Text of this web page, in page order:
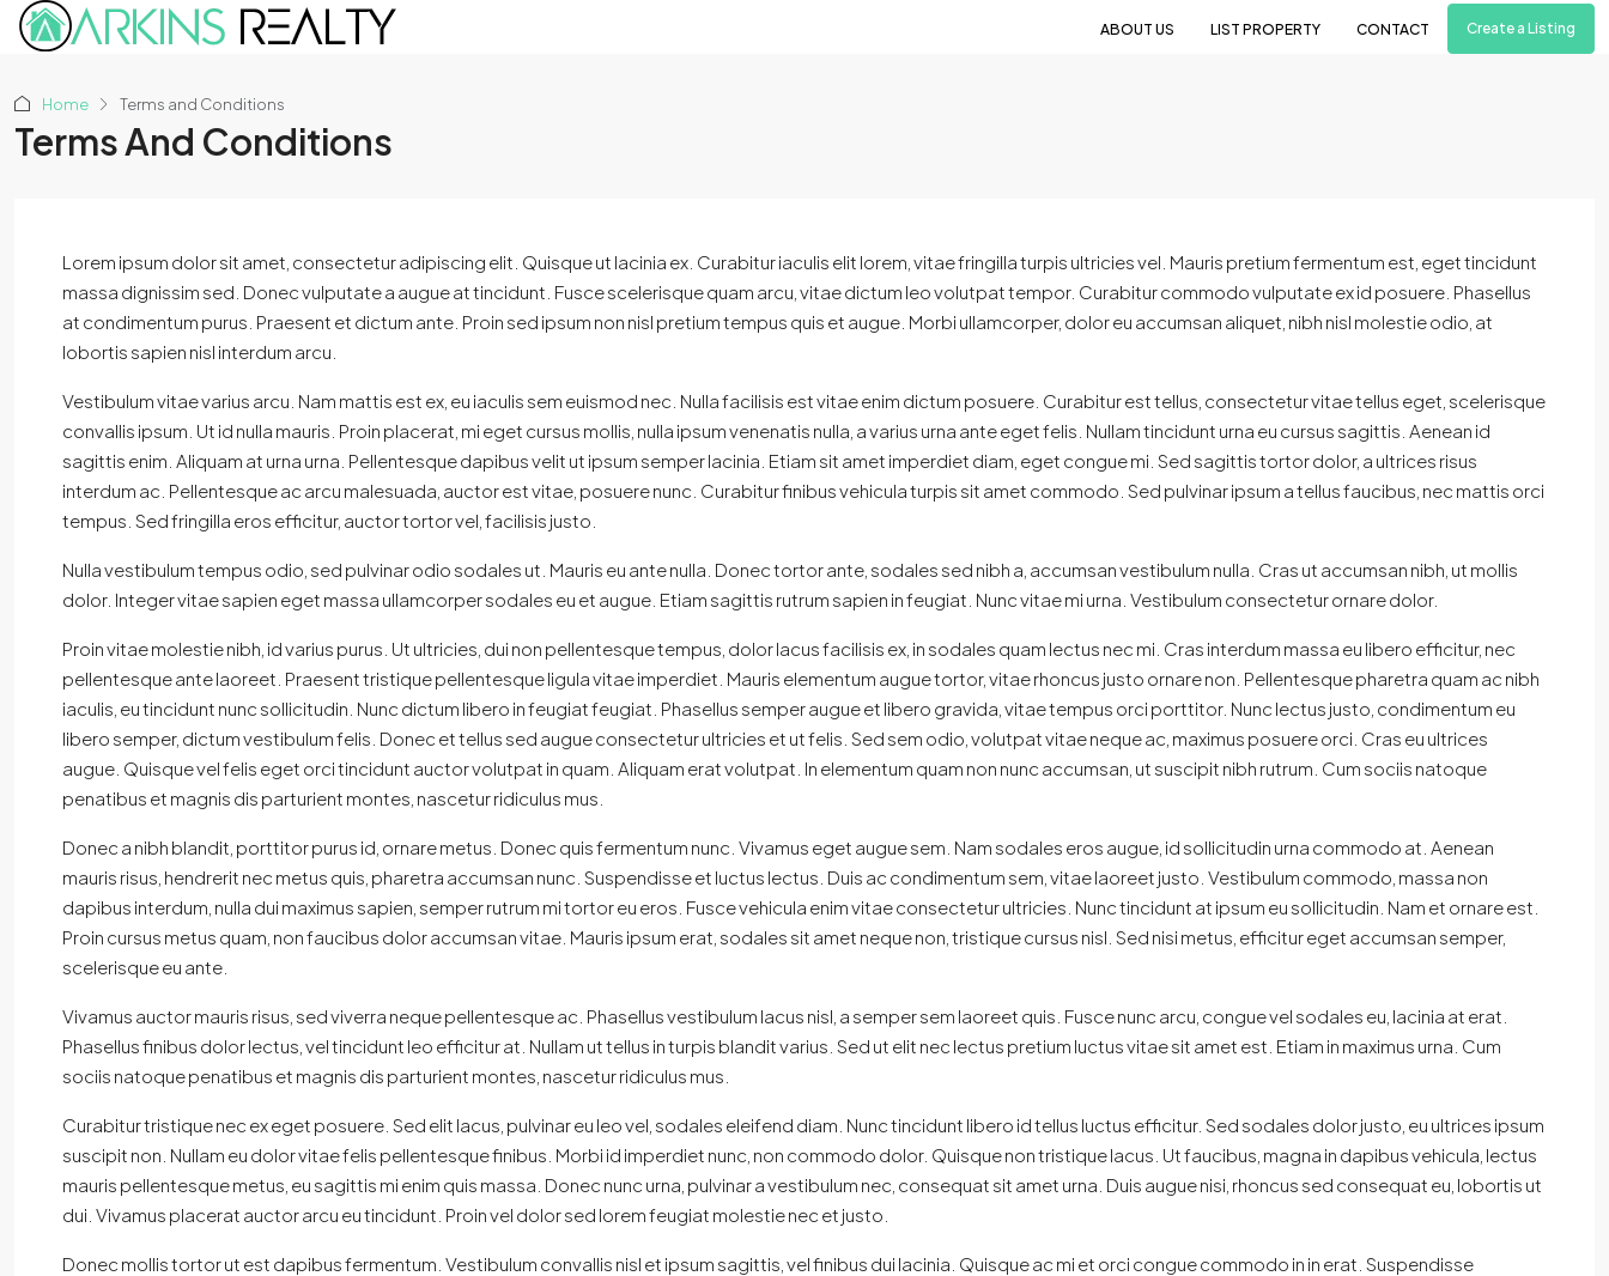
ABOUT US LIST PROPERTY CONTACT Create a Listing
Home Terms and Conditions
Terms And Conditions
Lorem ipsum dolor sit amet, consectetur adipiscing elit. Quisque ut lacinia ex. Curabitur iaculis elit lorem, vitae fringilla turpis ultricies vel. Mauris pretium fermentum est, eget tincidunt
massa dignissim sed. Donec vulputate a augue at tincidunt. Fusce scelerisque quam arcu, vitae dictum leo volutpat tempor. Curabitur commodo vulputate ex id posuere. Phasellus
at condimentum purus. Praesent et dictum ante. Proin sed ipsum non nisl pretium tempus quis et augue. Morbi ullamcorper, dolor eu accumsan aliquet, nibh nisl molestie odio, at
lobortis sapien nisl interdum arcu.
Vestibulum vitae varius arcu. Nam mattis est ex, eu iaculis sem euismod nec. Nulla facilisis est vitae enim dictum posuere. Curabitur est tellus, consectetur vitae tellus eget, scelerisque
convallis ipsum. Ut id nulla mauris. Proin placerat, mi eget cursus mollis, nulla ipsum venenatis nulla, a varius urna ante eget felis. Nullam tincidunt urna eu cursus sagittis. Aenean id
sagittis enim. Aliquam at urna urna. Pellentesque dapibus velit ut ipsum semper lacinia. Etiam sit amet imperdiet diam, eget congue mi. Sed sagittis tortor dolor, a ultrices risus
interdum ac. Pellentesque ac arcu malesuada, auctor est vitae, posuere nunc. Curabitur finibus vehicula turpis sit amet commodo. Sed pulvinar ipsum a tellus faucibus, nec mattis orci
tempus. Sed fringilla eros efficitur, auctor tortor vel, facilisis justo.
Nulla vestibulum tempus odio, sed pulvinar odio sodales ut. Mauris eu ante nulla. Donec tortor ante, sodales sed nibh a, accumsan vestibulum nulla. Cras ut accumsan nibh, ut mollis
dolor. Integer vitae sapien eget massa ullamcorper sodales eu et augue. Etiam sagittis rutrum sapien in feugiat. Nunc vitae mi urna. Vestibulum consectetur ornare dolor.
Proin vitae molestie nibh, id varius purus. Ut ultricies, dui non pellentesque tempus, dolor lacus facilisis ex, in sodales quam lectus nec mi. Cras interdum massa eu libero efficitur, nec
pellentesque ante laoreet. Praesent tristique pellentesque ligula vitae imperdiet. Mauris elementum augue tortor, vitae rhoncus justo ornare non. Pellentesque pharetra quam ac nibh
iaculis, eu tincidunt nunc sollicitudin. Nunc dictum libero in feugiat feugiat. Phasellus semper augue et libero gravida, vitae tempus orci porttitor. Nunc lectus justo, condimentum eu
libero semper, dictum vestibulum felis. Donec et tellus sed augue consectetur ultricies et ut felis. Sed sem odio, volutpat vitae neque ac, maximus posuere orci. Cras eu ultrices
augue. Quisque vel felis eget orci tincidunt auctor volutpat in quam. Aliquam erat volutpat. In elementum quam non nunc accumsan, ut suscipit nibh rutrum. Cum sociis natoque
penatibus et magnis dis parturient montes, nascetur ridiculus mus.
Donec a nibh blandit, porttitor purus id, ornare metus. Donec quis fermentum nunc. Vivamus eget augue sem. Nam sodales eros augue, id sollicitudin urna commodo at. Aenean
mauris risus, hendrerit nec metus quis, pharetra accumsan nunc. Suspendisse et luctus lectus. Duis ac condimentum sem, vitae laoreet justo. Vestibulum commodo, massa non
dapibus interdum, nulla dui maximus sapien, semper rutrum mi tortor eu eros. Fusce vehicula enim vitae consectetur ultricies. Nunc tincidunt at ipsum eu sollicitudin. Nam et ornare est.
Proin cursus metus quam, non faucibus dolor accumsan vitae. Mauris ipsum erat, sodales sit amet neque non, tristique cursus nisl. Sed nisi metus, efficitur eget accumsan semper,
scelerisque eu ante.
Vivamus auctor mauris risus, sed viverra neque pellentesque ac. Phasellus vestibulum lacus nisl, a semper sem laoreet quis. Fusce nunc arcu, congue vel sodales eu, lacinia at erat.
Phasellus finibus dolor lectus, vel tincidunt leo efficitur at. Nullam ut tellus in turpis blandit varius. Sed ut elit nec lectus pretium luctus vitae sit amet est. Etiam in maximus urna. Cum
sociis natoque penatibus et magnis dis parturient montes, nascetur ridiculus mus.
Curabitur tristique nec ex eget posuere. Sed elit lacus, pulvinar eu leo vel, sodales eleifend diam. Nunc tincidunt libero id tellus luctus efficitur. Sed sodales dolor justo, eu ultrices ipsum
suscipit non. Nullam eu dolor vitae felis pellentesque finibus. Morbi id imperdiet nunc, non commodo dolor. Quisque non tristique lacus. Ut faucibus, magna in dapibus vehicula, lectus
mauris pellentesque metus, eu sagittis mi enim quis massa. Donec nunc urna, pulvinar a vestibulum nec, consequat sit amet urna. Duis augue nisi, rhoncus sed consequat eu, lobortis ut
dui. Vivamus placerat auctor arcu eu tincidunt. Proin vel dolor sed lorem feugiat molestie nec et justo.
Donec mollis tortor ut est dapibus fermentum. Vestibulum convallis nisl et ipsum sagittis, vel finibus dui lacinia. Quisque ac mi et orci congue commodo in in erat. Suspendisse